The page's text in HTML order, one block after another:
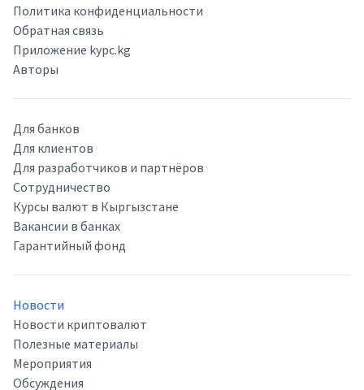
Политика конфиденциальности
Обратная связь
Приложение kypc.kg
Авторы
Для банков
Для клиентов
Для разработчиков и партнёров
Сотрудничество
Курсы валют в Кыргызстане
Вакансии в банках
Гарантийный фонд
Новости
Новости криптовалют
Полезные материалы
Мероприятия
Обсуждения